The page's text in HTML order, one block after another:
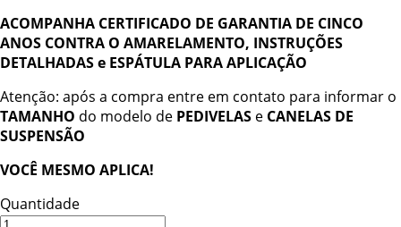
ACOMPANHA CERTIFICADO DE GARANTIA DE CINCO
ANOS CONTRA O AMARELAMENTO, INSTRUÇÕES
DETALHADAS e ESPÁTULA PARA APLICAÇÃO
Atenção: após a compra entre em contato para informar o
TAMANHO do modelo de PEDIVELAS e CANELAS DE
SUSPENSÃO
VOCÊ MESMO APLICA!
Quantidade